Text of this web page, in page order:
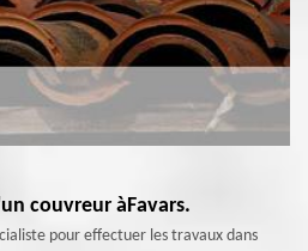
couvreur àFavars.
pour effectuer les travaux dans